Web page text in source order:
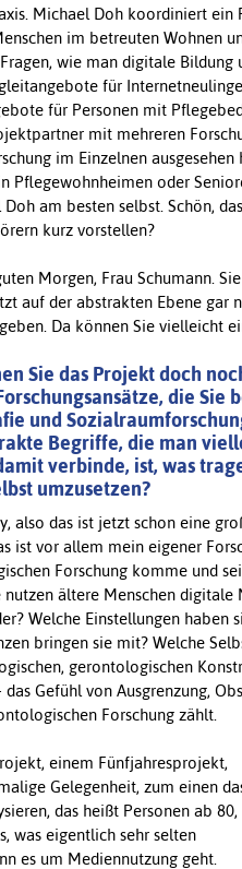
Michael Doh koordiniert
im betreuten Wohnen
wie man digitale
für
für Personen mit
mit mehreren
im Einzelnen
Pflegewohnheimen oder
am besten selbst. Schön,
kurz vorstellen?
Morgen, Frau Schumann.
auf der abstrakten Ebene gar
Da können Sie vielleicht
Sie das Projekt doch
die Sie
und
Begriffe, die man
verbinde, ist, was
umzusetzen?
also das ist jetzt schon eine
ist vor allem mein eigener
Forschung komme und
nutzen ältere Menschen
Welche Einstellungen haben
bringen sie mit? Welche
gerontologischen
Gefühl von Ausgrenzung,
Forschung zählt.
einem Fünfjahresprojekt,
Gelegenheit, zum einen
das heißt Personen ab 80,
was eigentlich sehr selten
es um Mediennutzung geht.